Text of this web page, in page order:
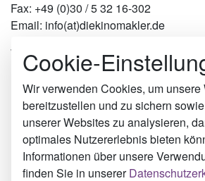
Fax: +49 (0)30 / 5 32 16-302
Email: info(at)diekinomakler.de
Werben in Städten
Berlin
Hamburg
München
Köln
Hof
Eisenach
Markneukirchen
Cookie-
Wir verwenden Cookies, um unsere
bereitzustellen und zu sichern
unserer Websites zu analysieren,
optimales Nutzererlebnis bieten
Informationen über unsere
finden Sie in unserer